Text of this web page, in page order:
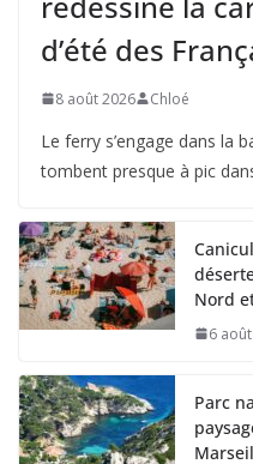
d’été des
8 août 2026 Chloé
Le ferry s’engage dans la
tombent presque à pic
Nord
6
Parc